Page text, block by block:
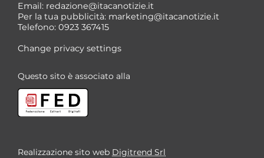
Email: redazione@itacanotizie.it
Per la tua pubblicità: marketing@itacanotizie.it
Telefono: 0923 367415
Change privacy settings
Questo sito è associato alla
Realizzazione sito web Digitrend Srl